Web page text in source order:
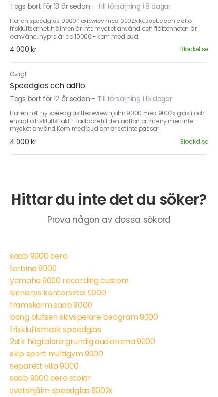
Togs bort för 13 år sedan - Till försäljning i 8 dagar
Har en speedglas 9000 flexiewiev med 9002x kassette och adflo
friskluftsenhet, hjälmen är inte mycket använd och fläktenheten är
oanvänd. nypris är ca 10000:- kom med bud.
4 000 kr Blocket.se
Övrigt
Speedglas och adflo
Togs bort för 12 år sedan - Till försäljning i 15 dagar
Har en helt ny speedglas flexieview hjälm 9000 med 9002x glas i och
en adflo friskluftsfläkt + laddare till den adflon är inte ny men inte
mycket använd.Kom med bud om priset inte passar.
4 000 kr Blocket.se
Hittar du inte det du söker?
Prova någon av dessa sökord
saab 9000 aero
forbina 9000
yamaha 9000 recording custom
kinnarps kontorsstol 9000
framskärm saab 9000
bang olufsen skivspelare beogram 9000
friskluftsmask speedglas
2stk högtalare grundig audiorama 9000
skip sport multigym 9000
separett villa 9000
saab 9000 aero stolar
svetshjälm speedglas 9002x